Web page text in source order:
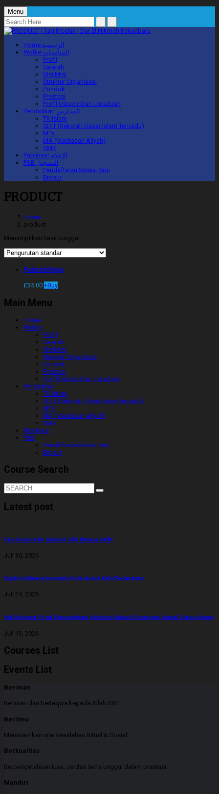
Menu
Home الرئيسية
Profile المناسبات
Profil
Sejarah
Visi Misi
Struktur Organisasi
Pondok
Prestasi
Profil Ustadz Dan Ustadzah
Pendidikan المدارس
TK Islam
SDIT (Sekolah Dasar Islam Terpadu)
MTs
MA (Madrasah Aliyah)
SMK
Publikasi الإعلام
PSB التسجيل
Pendaftaran Siswa Baru
Brosur
PRODUCT
Home
product
Menampilkan hasil tunggal
Patient Ninja
£35.00 +Buy
Main Menu
Home
Profile
Profil
Sejarah
Visi Misi
Struktur Organisasi
Pondok
Prestasi
Profil Ustadz Dan Ustadzah
Pendidikan
TK Islam
SDIT (Sekolah Dasar Islam Terpadu)
MTs
MA (Madrasah Aliyah)
SMK
Publikasi
PSB
Pendaftaran Siswa Baru
Brosur
Course Search
Latest post
Two Hours with Head of UPA Bahasa UNRI
Juli 30, 2026
Ngobrol Bareng bersama Duta Genre Kota Pekanbaru
Juli 24, 2026
Hal-Hal yang Perlu Dipersiapkan Sebelum Masuk Pesantren diawal Tahun Ajaran
Juli 13, 2026
Courses List
Events List
Beriman
Beriman dan bertaqwa kepada Allah SWT.
Berilmu
Menanamkan nilai kesalehan Ritual & Sosial
Berkualitas
Berpengetahuan luas, cerdas serta unggul dalam prestasi.
Mandiri